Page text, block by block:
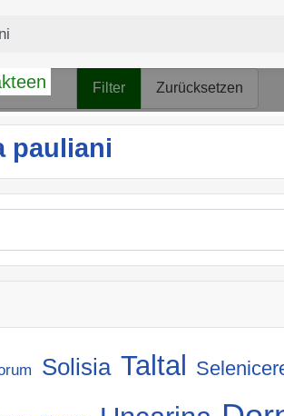
Filter Zurücksetzen
pauliani
Solisia Taltal